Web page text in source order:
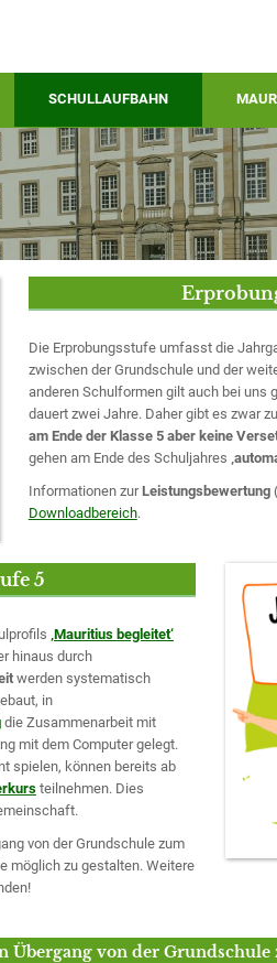
SCHULLAUFBAHN
Die Erprobungsstufe umfasst die
zwischen der Grundschule und der
anderen Schulformen gilt auch bei uns
dauert zwei Jahre. Daher gibt es zwar
am Ende der Klasse 5 aber keine
gehen am Ende des Schuljahres
Informationen zurLeistungsbewertung
Downloadbereich.
5
‚Mauritius begleitet‘
hinaus durch
werden systematisch
in
die Zusammenarbeit mit
mit dem Computer gelegt.
spielen, können bereits ab
teilnehmen. Dies
von der Grundschule zum
möglich zu gestalten. Weitere
Übergang von der Grundschule